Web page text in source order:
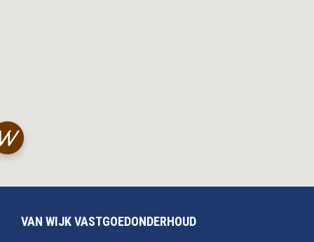
VAN WIJK VASTGOEDONDERHOUD